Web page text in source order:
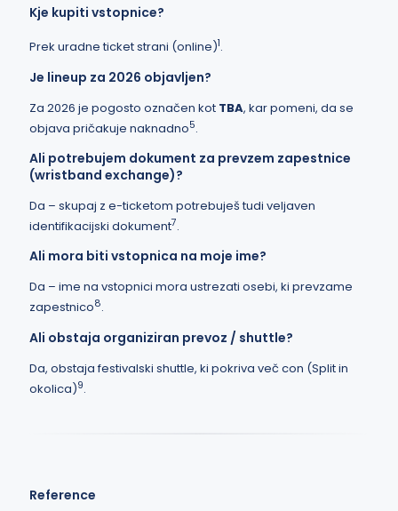
Kje kupiti vstopnice?
Prek uradne ticket strani (online)1.
Je lineup za 2026 objavljen?
Za 2026 je pogosto označen kot TBA, kar pomeni, da se
objava pričakuje naknadno5.
Ali potrebujem dokument za prevzem zapestnice
(wristband exchange)?
Da – skupaj z e-ticketom potrebuješ tudi veljaven
identifikacijski dokument7.
Ali mora biti vstopnica na moje ime?
Da – ime na vstopnici mora ustrezati osebi, ki prevzame
zapestnico8.
Ali obstaja organiziran prevoz / shuttle?
Da, obstaja festivalski shuttle, ki pokriva več con (Split in
okolica)9.
Reference